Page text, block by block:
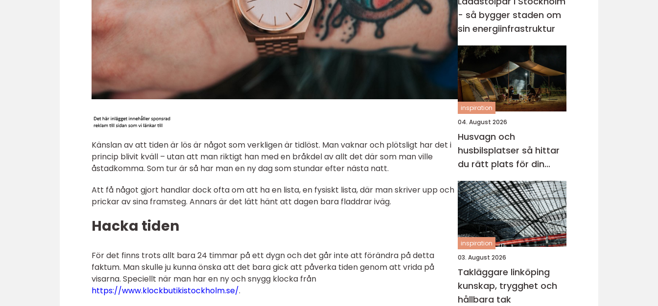
Känslan av att tiden är lös är något som verkligen är tidlöst. Man vaknar och plötsligt har det i
princip blivit kväll – utan att man riktigt han med en bråkdel av allt det där som man ville
åstadkomma. Som tur är så har man en ny dag som stundar efter nästa natt.
Att få något gjort handlar dock ofta om att ha en lista, en fysiskt lista, där man skriver upp och
prickar av sina framsteg. Annars är det lätt hänt att dagen bara fladdrar iväg.
Hacka tiden
För det finns trots allt bara 24 timmar på ett dygn och det går inte att förändra på detta
faktum. Man skulle ju kunna önska att det bara gick att påverka tiden genom att vrida på
visarna. Speciellt när man har en ny och snygg klocka från
https://www.klockbutikistockholm.se/.
- så bygger staden om
sin energiinfrastruktur
inspiration
04. August 2026
Husvagn och
husbilsplatser så hittar
du rätt plats för din
nästa resa
inspiration
03. August 2026
Takläggare linköping
kunskap, trygghet och
hållbara tak